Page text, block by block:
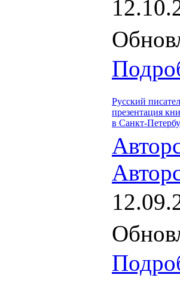
Русский
презентация
в Санкт-